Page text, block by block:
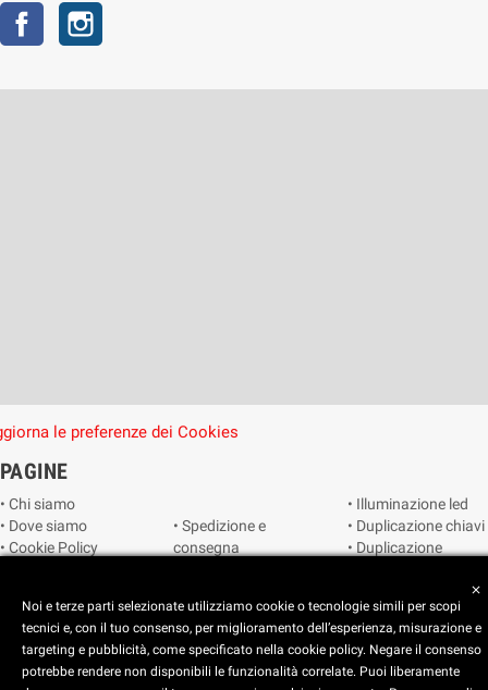
Facebook
le preferenze dei Cookies
PAGINE
• Chi siamo
• Dove siamo
• Cookie Policy
preferenze dei
cookie
• Spedizione e
consegna
• Catalogo
• Illuminazione led
• Duplicazione chiavi
• Duplicazione
• Smart home
• Video sorveglianza
close
Noi e terze parti selezionate utilizziamo cookie o tecnologie simili per scopi
tecnici e, con il tuo consenso, per miglioramento dell’esperienza, misurazione e
targeting e pubblicità, come specificato nella cookie policy. Negare il consenso
potrebbe rendere non disponibili le funzionalità correlate. Puoi liberamente